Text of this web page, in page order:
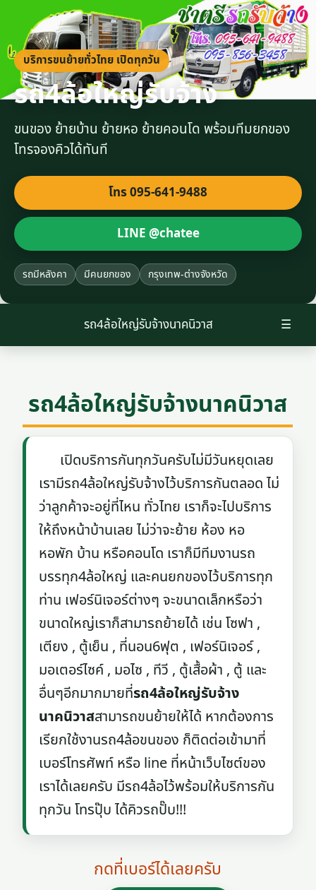
บริการขนย้ายทั่วไทย เปิดทุกวัน
รถ4ล้อใหญ่รับจ้าง
ขนของ ย้ายบ้าน ย้ายหอ ย้ายคอนโด พร้อมทีมยกของ
โทรจองคิวได้ทันที
โทร 095-641-9488
LINE @chatee
รถมีหลังคา มีคนยกของ กรุงเทพ-ต่างจังหวัด
☰
รถ4ล้อใหญ่รับจ้างนาคนิวาส
รถ4ล้อใหญ่รับจ้างนาคนิวาส
เปิดบริการกันทุกวันครับไม่มีวันหยุดเลย
เรามีรถ4ล้อใหญ่รับจ้างไว้บริการกันตลอด ไม่
ว่าลูกค้าจะอยู่ที่ไหน ทั่วไทย เราก็จะไปบริการ
ให้ถึงหน้าบ้านเลย ไม่ว่าจะย้าย ห้อง หอ
หอพัก บ้าน หรือคอนโด เราก็มีทีมงานรถ
บรรทุก4ล้อใหญ่ และคนยกของไว้บริการทุก
ท่าน เฟอร์นิเจอร์ต่างๆ จะขนาดเล็กหรือว่า
ขนาดใหญ่เราก็สามารถย้ายได้ เช่น โซฟา ,
เตียง , ตู้เย็น , ที่นอน6ฟุต , เฟอร์นิเจอร์ ,
มอเตอร์ไซค์ , มอไซ , ทีวี , ตู้เสื้อผ้า , ตู้ และ
อื่นๆอีกมากมายที่รถ4ล้อใหญ่รับจ้าง
นาคนิวาสสามารถขนย้ายให้ได้ หากต้องการ
เรียกใช้งานรถ4ล้อขนของ ก็ติดต่อเข้ามาที่
เบอร์โทรศัพท์ หรือ line ที่หน้าเว็บไซต์ของ
เราได้เลยครับ มีรถ4ล้อไว้พร้อมให้บริการกัน
ทุกวัน โทรปุ๊บ ได้คิวรถปั๊บ!!!
กดที่เบอร์ได้เลยครับ